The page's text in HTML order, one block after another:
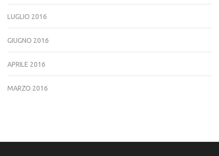
LUGLIO 2016
GIUGNO 2016
APRILE 2016
MARZO 2016